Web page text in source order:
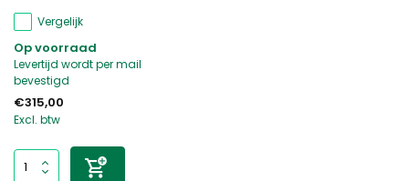
Vergelijk
Op voorraad
Levertijd wordt per mail
bevestigd
€315,00
Excl. btw